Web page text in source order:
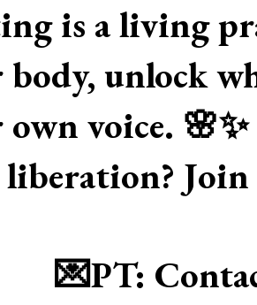
is a living
body, unlock
own voice.
Join
💌PT: